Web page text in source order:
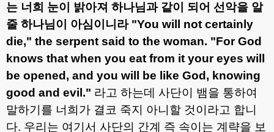
는 너희 눈이 밝아져 하나님과 같이 되어 선악을 알
줄 하나님이 아심이니라"You will not certainly
die," the serpent said to the woman. "For God
knows that when you eat from it your eyes will
be opened, and you will be like God, knowing
good and evil." 라고 하는데 사단이 뱀을 통하여
말하기를 너희가 결코 죽지 아니할 것이라고 합니
다. 우리는 여기서 사단의 간계 즉 속이는 계략을 보